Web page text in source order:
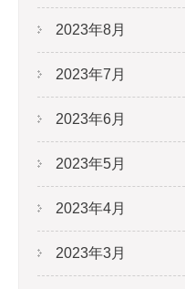
2023年8月
2023年7月
2023年6月
2023年5月
2023年4月
2023年3月